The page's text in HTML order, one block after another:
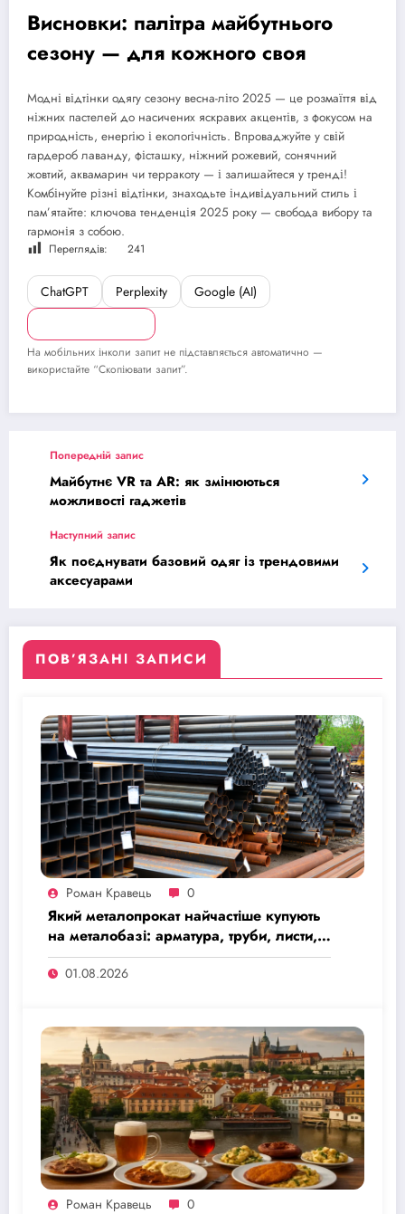
Висновки: палітра майбутнього
сезону — для кожного своя
Модні відтінки одягу сезону весна-літо 2025 — це розмаїття від
ніжних пастелей до насичених яскравих акцентів, з фокусом на
природність, енергію і екологічність. Впроваджуйте у свій
гардероб лаванду, фісташку, ніжний рожевий, сонячний
жовтий, аквамарин чи терракоту — і залишайтеся у тренді!
Комбінуйте різні відтінки, знаходьте індивідуальний стиль і
пам’ятайте: ключова тенденція 2025 року — свобода вибору та
гармонія з собою.
Переглядів: 241
ChatGPT Perplexity
Google (AI)
На мобільних інколи запит не підставляється автоматично —
використайте “Скопіювати запит”.
Попередній запис
Майбутнє VR та AR: як змінюються
можливості гаджетів
Наступний запис
Як поєднувати базовий одяг із трендовими
аксесуарами
ПОВ’ЯЗАНІ ЗАПИСИ
Роман Кравець 0
Який металопрокат найчастіше купують
на металобазі: арматура, труби, листи,
кутик, швелер
01.08.2026
Роман Кравець 0